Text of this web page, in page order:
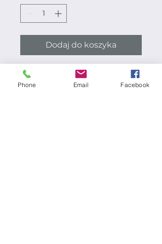
Dodaj do koszyka
Phone Email Facebook